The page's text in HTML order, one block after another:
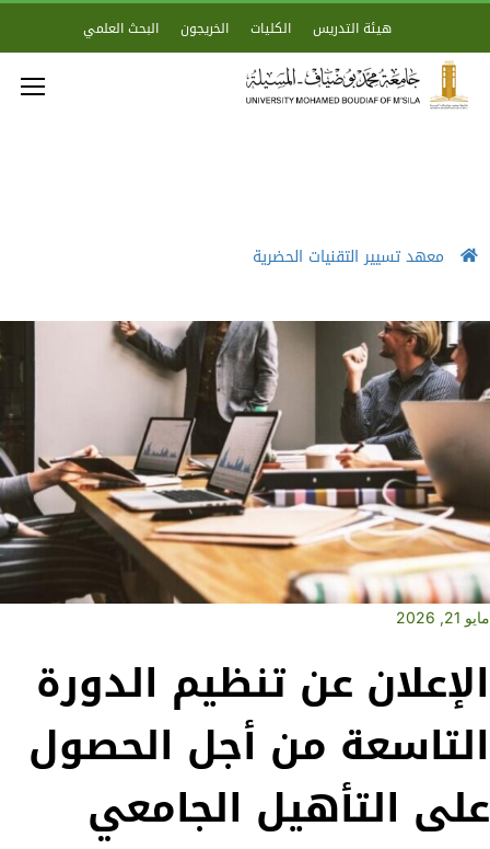
هيئة التدريس الكليات الخريجون البحث العلمي
معهد تسيير التقنيات الحضرية
مايو 21, 2026
الإعلان عن تنظيم الدورة
التاسعة من أجل الحصول
على التأهيل الجامعي